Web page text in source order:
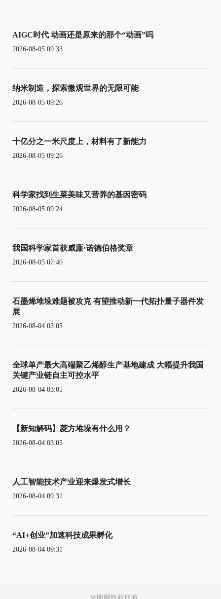
AIGC时代 动画还是原来的那个“动画”吗
2026-08-05 09:33
纳米制造，探索微观世界的无限可能
2026-08-05 09:26
十亿分之一米尺度上，材料有了新能力
2026-08-05 09:26
科学家找到生菜美味又营养的基因密码
2026-08-05 09:24
我国科学家首获威廉·诺德伯格奖章
2026-08-05 07:40
石墨烯堆垛难题被攻克 有望推动新一代拓扑量子器件发
展
2026-08-04 03:05
全球单产最大高端聚乙烯醇生产基地建成 大幅提升我国
关键产业链自主可控水平
2026-08-04 03:05
【新知解码】菱方堆垛有什么用？
2026-08-04 03:05
人工智能技术产业迎来爆发式增长
2026-08-04 09:31
“AI+创业”加速科技成果孵化
2026-08-04 09:31